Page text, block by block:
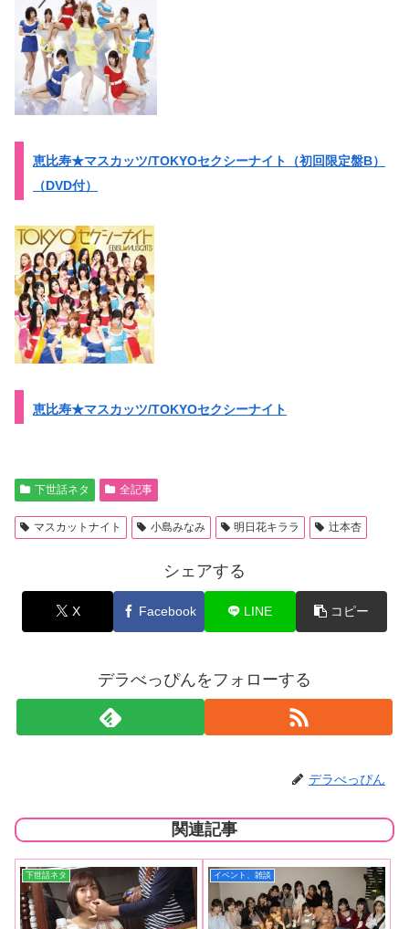
恵比寿★マスカッツ/TOKYOセクシーナイト（初回限定盤B）
（DVD付）
恵比寿★マスカッツ/TOKYOセクシーナイト
下世話ネタ 全記事
マスカットナイト 小島みなみ 明日花キララ 辻本杏
シェアする
X Facebook LINE コピー
デラべっぴんをフォローする
デラべっぴん
関連記事
下世話ネタ イベント、雑談